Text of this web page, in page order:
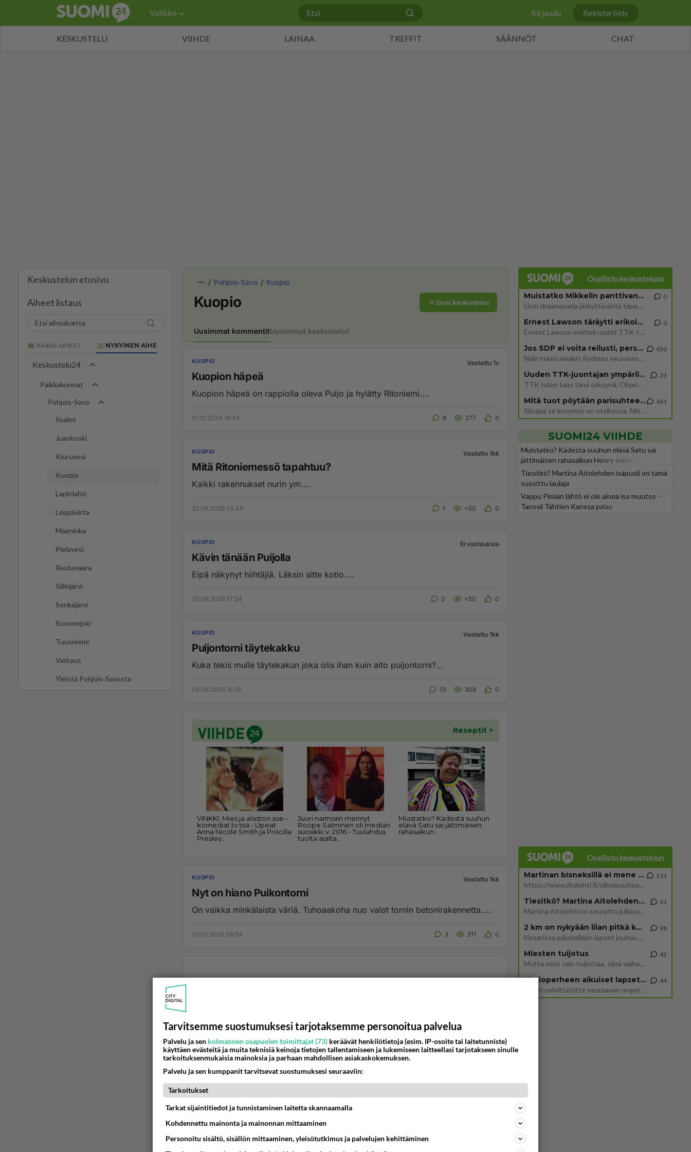
Valikko Kirjaudu Rekisteröidy
KESKUSTELU VIIHDE LAINAA TREFFIT SÄÄNNÖT CHAT
Keskustelun etusivu
Aiheet listaus
KAIKKI AIHEET NYKYINEN AIHE
Keskustelu24
Paikkakunnat
Pohjois-Savo
Iisalmi
Juankoski
Kiuruvesi
Kuopio
Lapinlahti
Leppävirta
Maaninka
Pielavesi
Rautavaara
Siilinjärvi
Sonkajärvi
Suonenjoki
Tuusniemi
Varkaus
Yleistä Pohjois-Savosta
Pohjois-Savo Kuopio
Kuopio Uusi keskustelu
Uusimmat kommentitUusimmat keskustelut
KUOPIO Vastattu 1v
Kuopion häpeä
Kuopion häpeä on rappiolla oleva Puijo ja hylätty Ritoniemi....
01.12.2024 18:43 8 277 0
KUOPIO Vastattu 1kk
Mitä Ritoniemessö tapahtuu?
Kaikki rakennukset nurin ym....
22.06.2026 05:49 1 <50 0
KUOPIO Ei vastauksia
Kävin tänään Puijolla
Eipä näkynyt hiihtäjiä. Läksin sitte kotio....
20.06.2026 17:54 0 <50 0
KUOPIO Vastattu 1kk
Puijontorni täytekakku
Kuka tekis mulle täytekakun joka olis ihan kuin aito puijontorni?...
08.06.2026 15:19 13 308 0
KUOPIO Vastattu 1kk
Nyt on hiano Puikontorni
On vaikka minkälaista väriä. Tuhoaakoha nuo valot tornin betonirakennetta....
02.01.2025 06:54 3 211 0
Osallistu keskusteluun
Muistatko Mikkelin panttivankidraaman?
Uusi draamasarja järkyttävästä tapauksesta on tulossa. Tositapahtumiin perustuva sarja ammentaa vuoden 1986 Mikkelin pan
0
Ernest Lawson täräytti erikoisen heiton TTK-lehdistötilaisuudessa: " Onko tässä tarkoituksena...?"
Ernest Lawson esitteli uudet TTK-tähtioppilaat ja opettajat torstaina 6.8. lehdistölle. Tulevalla kaudella on yksi hausk
0
Jos SDP ei voita reilusti, persut kumoavat demokratian Suomesta
Näin tekisi ainakin Rydman seuratessaan idolinsa Trumpin mallia https://www.is.fi/politiikka/art-2000012187244.html
450
Uuden TTK-juontajan ympärillä epätietoisuus sakenee - Nyt MTV hämmentää soppaa
TTK tulee taas tänä syksynä. Ohjelman uudet tähtioppilaat julkistetaan torstaina 6. elokuuta klo 14 alkavassa lehdistö
33
Mitä tuot pöytään parisuhteessa?
Siinäpä se kysymys on otsikossa. Mitäpä siis tuot/toisit pöytään parisuhteessa? Oletko mies vai nainen? Koetko sen mitä
431
SUOMI24 VIIHDE
Muistatko? Kädestä suuhun elävä Satu sai
jättimäisen rahasalkun Henry-miljonääriltä
Tiesitkö? Martina Aitolehden isäpuoli on tämä
suosittu laulaja
Vappu Pimiän lähtö ei ole ainoa iso muutos -
Tanssii Tähtien Kanssa palaa
Osallistu keskusteluun
Martinan bisneksillä ei mene hyvin
https://www.iltalehti.fi/viihdeuutiset/a/c46da6ab-340f-4790-aaa7-0865eed2336 Yrityksen konkurssihakemus on tullut kärä
313
Tiesitkö? Martina Aitolehden isäpuoli on tämä suosittu laulaja
Martina Aitolehti on seurattu julkisuuden henkilö. Lähipiiriin mahtuu muitakin tunnettuja henkilöitä. Tiesitkö, että Ma
31
2 km on nykyään liian pitkä koulumatka
Hesarissa päivitellään lapset joutuu nyt kulkemaan 2 km kouluun jösses. Ruostefillarilla tuo matka menee vaikka miten äk
98
Miesten tuijotus
Mutta mies vain tuijottaa, siinä vaiheessa käännän itse pään pois. Mikä juttu? Yleensä jos joku tuijottaa tai katsoo, hä
42
Uusioperheen aikuiset lapset tyhjentää jääkaapin käydessään
Miten selvittäisitte seuraavan ongelman, meillä on uusioperhe, minulla teini-ikäiset lapset ja puolisolla aikuiset, jotk
44
Tarvitsemme suostumuksesi tarjotaksemme personoitua palvelua
Palvelu ja sen kolmannen osapuolen toimittajat (73) keräävät henkilötietoja (esim. IP-osoite tai laitetunniste)
käyttäen evästeitä ja muita teknisiä keinoja tietojen tallentamiseen ja lukemiseen laitteellasi tarjotakseen sinulle
tarkoituksenmukaisia mainoksia ja parhaan mahdollisen asiakaskokemuksen.
Palvelu ja sen kumppanit tarvitsevat suostumuksesi seuraaviin:
Tarkoitukset
Tarkat sijaintitiedot ja tunnistaminen laitetta skannaamalla
Kohdennettu mainonta ja mainonnan mittaaminen
Personoitu sisältö, sisällön mittaaminen, yleisötutkimus ja palvelujen kehittäminen